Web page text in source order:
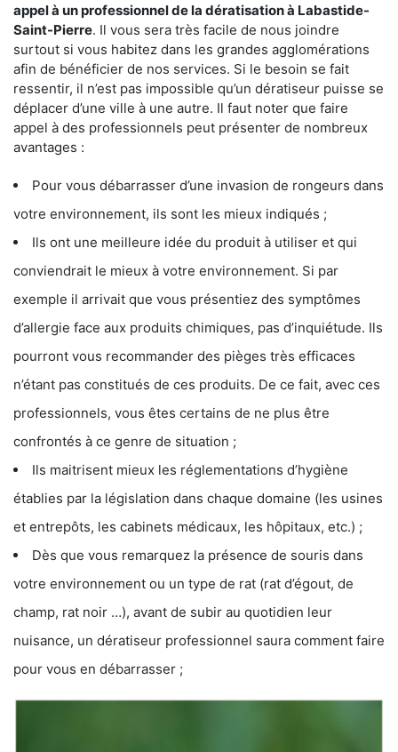
appel à un professionnel de la dératisation à Labastide-
Saint-Pierre. Il vous sera très facile de nous joindre
surtout si vous habitez dans les grandes agglomérations
afin de bénéficier de nos services. Si le besoin se fait
ressentir, il n’est pas impossible qu’un dératiseur puisse se
déplacer d’une ville à une autre. Il faut noter que faire
appel à des professionnels peut présenter de nombreux
avantages :
Pour vous débarrasser d’une invasion de rongeurs dans
votre environnement, ils sont les mieux indiqués ;
Ils ont une meilleure idée du produit à utiliser et qui
conviendrait le mieux à votre environnement. Si par
exemple il arrivait que vous présentiez des symptômes
d’allergie face aux produits chimiques, pas d’inquiétude. Ils
pourront vous recommander des pièges très efficaces
n’étant pas constitués de ces produits. De ce fait, avec ces
professionnels, vous êtes certains de ne plus être
confrontés à ce genre de situation ;
Ils maitrisent mieux les réglementations d’hygiène
établies par la législation dans chaque domaine (les usines
et entrepôts, les cabinets médicaux, les hôpitaux, etc.) ;
Dès que vous remarquez la présence de souris dans
votre environnement ou un type de rat (rat d’égout, de
champ, rat noir …), avant de subir au quotidien leur
nuisance, un dératiseur professionnel saura comment faire
pour vous en débarrasser ;